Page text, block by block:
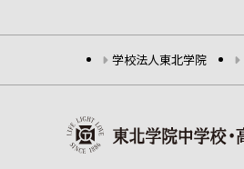
学校法人東北学院